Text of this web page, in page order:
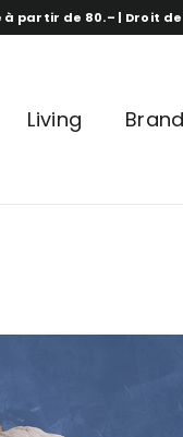
partir de 80.– | Droit
Living